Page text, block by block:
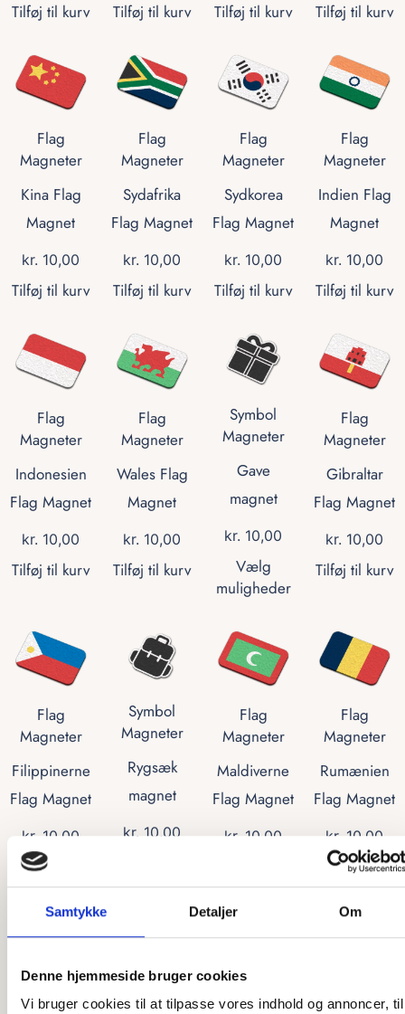
Samtykke Detaljer Om
Denne hjemmeside bruger cookies
Vi bruger cookies til at tilpasse vores indhold og annoncer, til
Tilføj til kurv Tilføj til kurv Tilføj til kurv Tilføj til kurv
Flag
Magneter
Kina Flag
Magnet
kr. 10,00
Tilføj til kurv
Flag
Magneter
Sydafrika
Flag Magnet
kr. 10,00
Tilføj til kurv
Flag
Magneter
Sydkorea
Flag Magnet
kr. 10,00
Tilføj til kurv
Flag
Magneter
Indien Flag
Magnet
kr. 10,00
Tilføj til kurv
Flag
Magneter
Indonesien
Flag Magnet
kr. 10,00
Tilføj til kurv
Flag
Magneter
Wales Flag
Magnet
kr. 10,00
Tilføj til kurv
Symbol
Magneter
Gave
magnet
kr. 10,00
Vælg
muligheder
Flag
Magneter
Gibraltar
Flag Magnet
kr. 10,00
Tilføj til kurv
Flag
Magneter
Filippinerne
Flag Magnet
kr. 10,00
Tilføj til kurv
Symbol
Magneter
Rygsæk
magnet
kr.10,00
muligheder
Flag
Magneter
Maldiverne
Flag Magnet
kr.10,00
Flag
Magneter
Rumænien
Flag Magnet
kr.10,00
Tilføj til kurv